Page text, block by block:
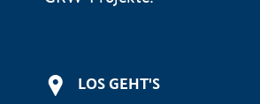
LOS GEHT'S